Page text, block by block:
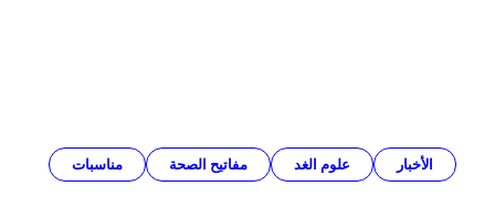
الأخبار علوم الغد مفاتيح الصحة مناسبات